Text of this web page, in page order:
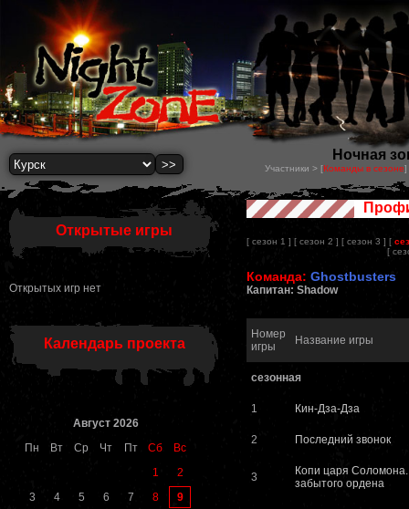
Ночная
Участники > [Команды в сезоне]
Открытые игры
Открытых игр нет
Календарь проекта
Август 2026
Пн
Вт Ср Чт Пт Сб
Вс
1
2
3
4 5 6 7 8
9
[ сезон 1 ] [ сезон 2 ] [ сезон 3 ] [
[
Команда: Ghostbusters
Капитан: Shadow
Номер
игры
Название игры
сезонная
1 Кин-Дза-Дза
2 Последний звонок
3
Копи царя
забытого ордена